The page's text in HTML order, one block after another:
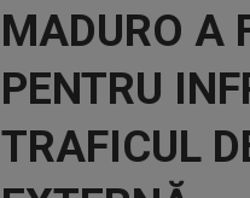
MADURO A
PENTRU
TRAFICUL